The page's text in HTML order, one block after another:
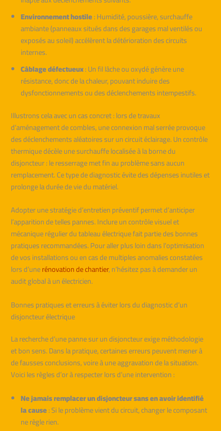
Environnement hostile: Humidité, poussière, surchauffe
ambiante (panneaux situés dans des garages mal ventilés ou
exposés au soleil) accélèrent la détérioration des circuits
internes.
Câblage défectueux: Un fil lâche ou oxydé génère une
résistance, donc de la chaleur, pouvant induire des
dysfonctionnements ou des déclenchements intempestifs.
Illustrons cela avec un cas concret : lors de travaux
d’aménagement de combles, une connexion mal serrée provoque
des déclenchements aléatoires sur un circuit éclairage. Un contrôle
thermique décèle une surchauffe localisée à la borne du
disjoncteur : le resserrage met fin au problème sans aucun
remplacement. Ce type de diagnostic évite des dépenses inutiles et
prolonge la durée de vie du matériel.
Adopter une stratégie d’entretien préventif permet d’anticiper
l’apparition de telles pannes. Inclure un contrôle visuel et
mécanique régulier du tableau électrique fait partie des bonnes
pratiques recommandées. Pour aller plus loin dans l’optimisation
de vos installations ou en cas de multiples anomalies constatées
lors d’unerénovation de chantier, n’hésitez pas à demander un
audit global à un électricien.
Bonnes pratiques et erreurs à éviter lors du diagnostic d’un
disjoncteur électrique
La recherche d’une panne sur un disjoncteur exige méthodologie
et bon sens. Dans la pratique, certaines erreurs peuvent mener à
de fausses conclusions, voire à une aggravation de la situation.
Voici les règles d’or à respecter lors d’une intervention :
Ne jamais remplacer un disjoncteur sans en avoir identifié
la cause: Si le problème vient du circuit, changer le composant
ne règle rien.